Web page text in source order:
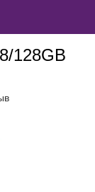
128GB